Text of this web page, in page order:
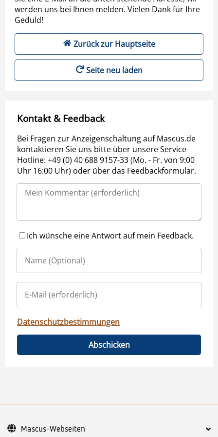
werden uns bei Ihnen melden. Vielen Dank für Ihre
Geduld!
Zurück zur Hauptseite
Seite neu laden
Kontakt & Feedback
Bei Fragen zur Anzeigenschaltung auf Mascus.de
kontaktieren Sie uns bitte über unsere Service-
Hotline: +49 (0) 40 688 9157-33 (Mo. - Fr. von 9:00
Uhr 16:00 Uhr) oder über das Feedbackformular.
Ich wünsche eine Antwort auf mein Feedback.
Datenschutzbestimmungen
Abschicken
Mascus-Webseiten